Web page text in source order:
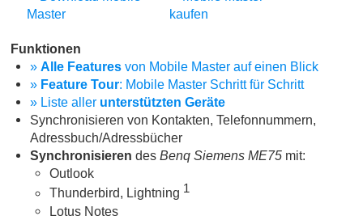
Funktionen
» Alle Features von Mobile Master auf einen Blick
» Feature Tour: Mobile Master Schritt für Schritt
» Liste aller unterstützten Geräte
Synchronisieren von Kontakten, Telefonnummern,
Adressbuch/Adressbücher
Synchronisieren des Benq Siemens ME75 mit:
Outlook
Thunderbird, Lightning 1
Lotus Notes